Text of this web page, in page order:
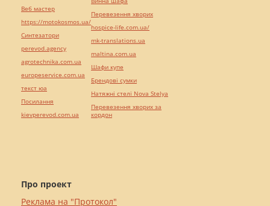
Про проект
Реклама на "Протокол"
Веб мастер
https://motokosmos.ua/
Синтезатори
perevod.agency
agrotechnika.com.ua
europeservice.com.ua
текст юа
Посилання
kievperevod.com.ua
Перевезення хворих
hospice-life.com.ua/
mk-translations.ua
maltina.com.ua
Шафи купе
Брендові сумки
Натяжні стелі Nova Stelya
Перевезення хворих за
кордон